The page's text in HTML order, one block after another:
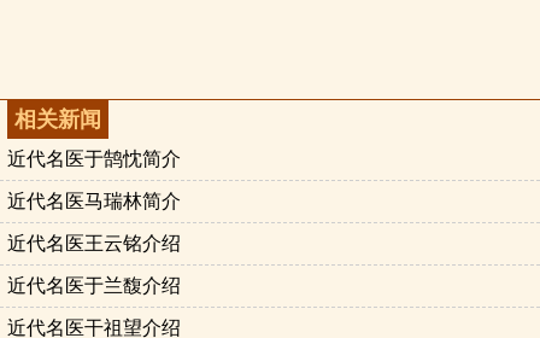
相关新闻
近代名医于鹄忱简介
近代名医马瑞林简介
近代名医王云铭介绍
近代名医于兰馥介绍
近代名医干祖望介绍